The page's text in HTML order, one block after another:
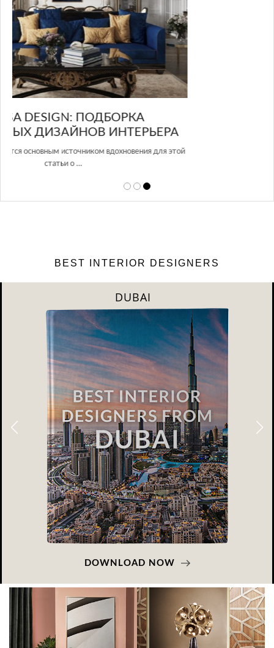
GLAZOV DESIGN GROUP – УНИКАЛЬНЫЙ
ПОДХОД К ДИЗАЙНУ
Glazov Design Group- это одна из лучших студий дизайна интерьера
BEST INTERIOR DESIGNERS
DUBAI
DOWNLOAD NOW